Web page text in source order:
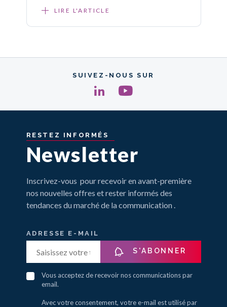
LIRE L'ARTICLE
SUIVEZ-NOUS SUR
RESTEZ INFORMÉS
Newsletter
Inscrivez-vous pour recevoir en avant-première
nos nouvelles offres et rester informés des
tendances du marché de la communication .
ADRESSE E-MAIL
S'ABONNER
Vous acceptez de recevoir nos communications par
email.
Avec votre consentement, votre e-mail est utilisé par